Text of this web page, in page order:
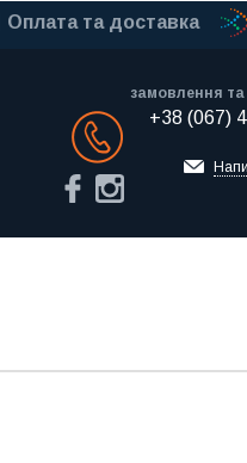
Оплата та доставка
замовлення
+38 (067)
Обратный звонок